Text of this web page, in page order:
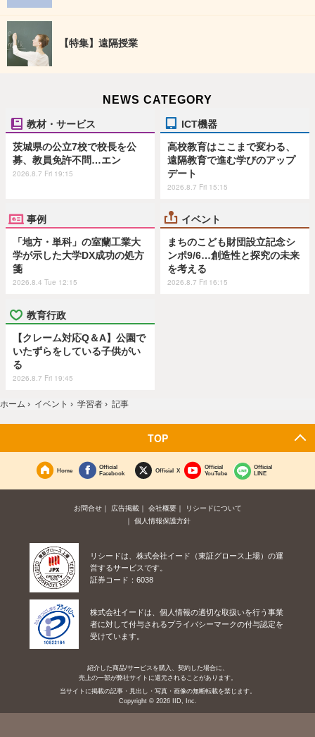
【特集】遠隔授業
NEWS CATEGORY
教材・サービス
茨城県の公立7校で校長を公
募、教員免許不問…エン
2026.8.7 Fri 19:15
ICT機器
高校教育はここまで変わる、
遠隔教育で進む学びのアップ
デート
2026.8.7 Fri 15:15
事例
「地方・単科」の室蘭工業大
学が示した大学DX成功の処方
箋
2026.8.4 Tue 12:15
イベント
まちのこども財団設立記念シ
ンポ9/6…創造性と探究の未来
を考える
2026.8.7 Fri 16:15
教育行政
【クレーム対応Q＆A】公園で
いたずらをしている子供がい
る
2026.8.7 Fri 19:45
ホーム › イベント › 学習者 › 記事
TOP
Home
Official
Facebook
Official X
Official
YouTube
Official
LINE
お問合せ 広告掲載 会社概要
リシードについて
個人情報保護方針
リシードは、株式会社イード（東証グロース上場）の運
営するサービスです。
証券コード：6038
株式会社イードは、個人情報の適切な取扱いを行う事業
者に対して付与されるプライバシーマークの付与認定を
受けています。
紹介した商品/サービスを購入、契約した場合に、
売上の一部が弊社サイトに還元されることがあります。
当サイトに掲載の記事・見出し・写真・画像の無断転載を禁じます。
Copyright © 2026 IID, Inc.